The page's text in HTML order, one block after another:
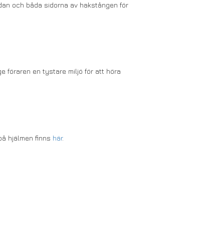
och båda sidorna av hakstången för
föraren en tystare miljö för att höra
hjälmen finns här.